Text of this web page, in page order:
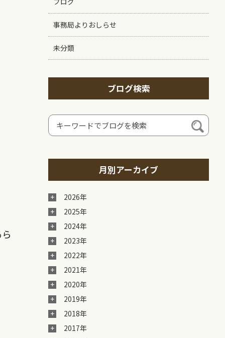
事務局よりおしらせ
未分類
ブログ検索
月別アーカイブ
2026年
2025年
2024年
2023年
2022年
2021年
2020年
2019年
2018年
2017年